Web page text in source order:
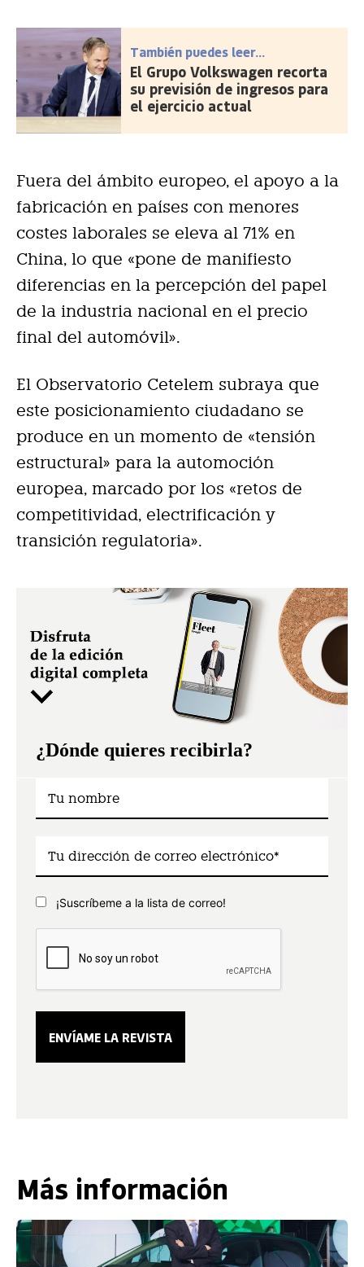
También puedes leer...
El Grupo Volkswagen recorta
su previsión de ingresos para
el ejercicio actual
Fuera del ámbito europeo, el apoyo a la
fabricación en países con menores
costes laborales se eleva al 71% en
China, lo que «pone de manifiesto
diferencias en la percepción del papel
de la industria nacional en el precio
final del automóvil».
El Observatorio Cetelem subraya que
este posicionamiento ciudadano se
produce en un momento de «tensión
estructural» para la automoción
europea, marcado por los «retos de
competitividad, electrificación y
transición regulatoria».
¿Dónde quieres recibirla?
¡Suscríbeme a la lista de correo!
Más información